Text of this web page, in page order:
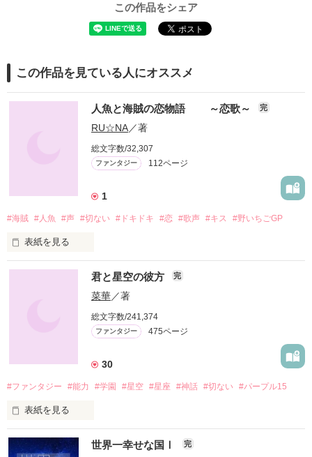
この作品をシェア
この作品を見ている人にオススメ
人魚と海賊の恋物語 ～恋歌～ 完
RU☆NA／著
総文字数/32,307
ファンタジー 112ページ
1
#海賊 #人魚 #声 #切ない #ドキドキ #恋 #歌声 #キス #野いちごGP
表紙を見る
広い海に響き渡るー…
透き通るような歌声ー…
少女ー…ルカ
ごく普通の
君と星空の彼方 完
菜華／著
総文字数/241,374
ファンタジー 475ページ
30
#ファンタジー #能力 #学園 #星空 #星座 #神話 #切ない #パープル15
表紙を見る
「ホシノ……落ち着いて聞いて欲しいのよ」
世界一幸せな国Ⅰ 完